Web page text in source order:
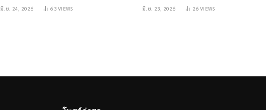
มิ.ย. 24, 2026 63VIEWS มิ.ย. 23, 2026 26VIEWS